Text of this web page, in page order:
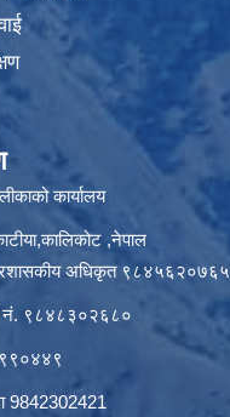
कार्यालय
,नेपाल
अधिकृत ९८४५६२०७६५
नं. ९८४८३०२६८०
9842302421